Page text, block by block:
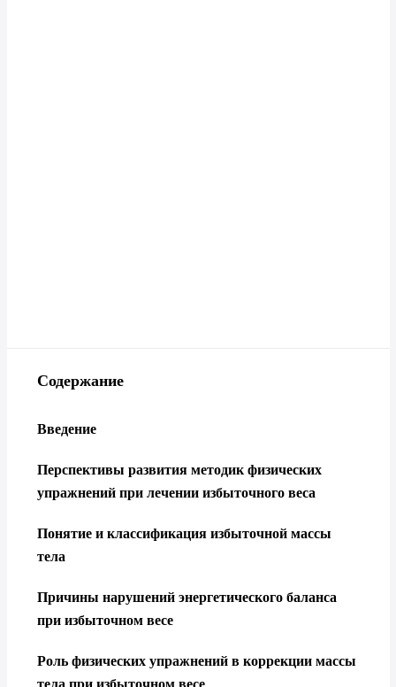
Содержание
Введение
Перспективы развития методик физических
упражнений при лечении избыточного веса
Понятие и классификация избыточной массы
тела
Причины нарушений энергетического баланса
при избыточном весе
Роль физических упражнений в коррекции массы
тела при избыточном весе